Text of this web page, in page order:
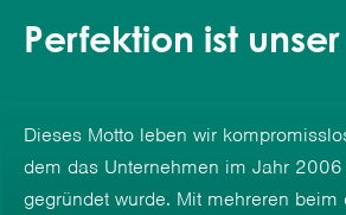
Perfektion ist
Dieses Motto leben wir
dem das Unternehmen im Jahr
gegründet wurde. Mit mehreren beim